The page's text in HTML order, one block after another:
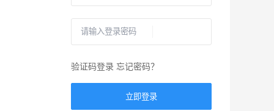
验证码登录 忘记密码？
立即登录